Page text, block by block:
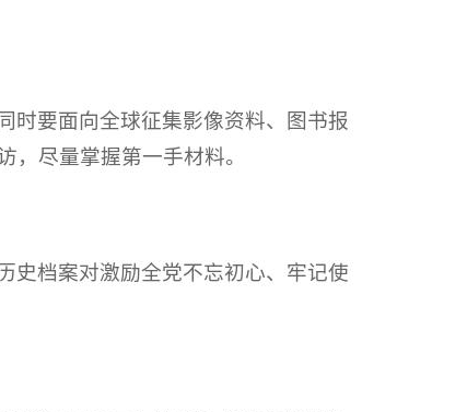
时要面向全球征集影像资料、图书报
尽量掌握第一手材料。
史档案对激励全党不忘初心、牢记使